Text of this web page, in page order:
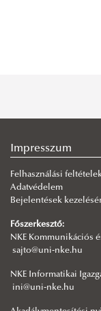
Impresszum
Felhasználási
Adatvédelem
Bejelentések
Főszerkesztő:
NKE Kommunikációs
sajto@uni-nke.hu
NKE Informatikai
ini@uni-nke.hu